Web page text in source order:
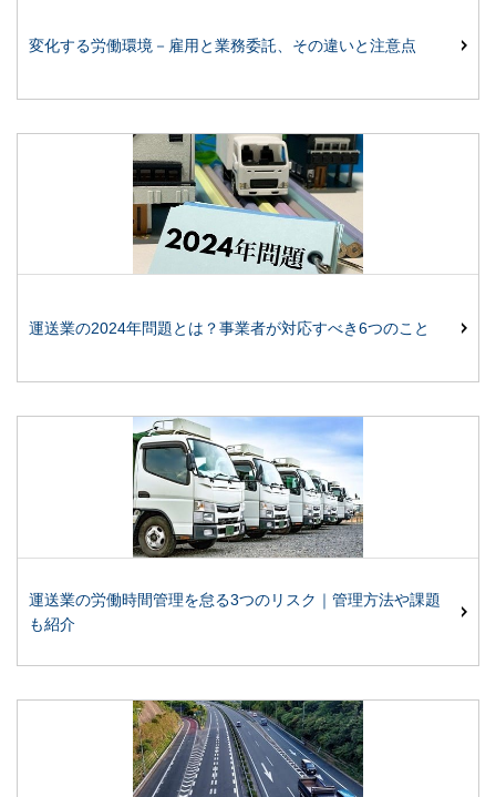
変化する労働環境－雇用と業務委託、その違いと注意点
運送業の2024年問題とは？事業者が対応すべき6つのこと
運送業の労働時間管理を怠る3つのリスク｜管理方法や課題
も紹介